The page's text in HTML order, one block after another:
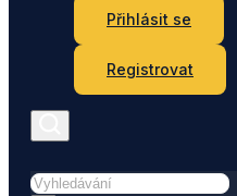
Přihlásit se
Registrovat
Hledat